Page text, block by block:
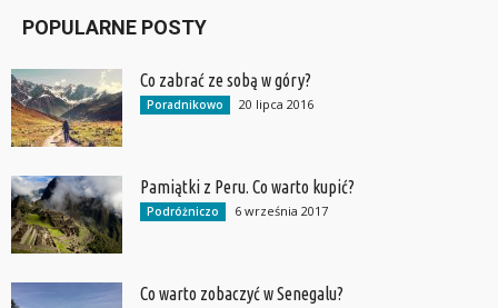
POPULARNE POSTY
Co zabrać ze sobą w góry?
Poradnikowo 20 lipca 2016
Pamiątki z Peru. Co warto kupić?
Podróżniczo 6 września 2017
Co warto zobaczyć w Senegalu?